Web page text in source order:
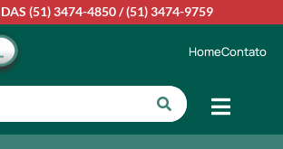
(51) 3474-4850/(51) 3474-9759
HomeContato